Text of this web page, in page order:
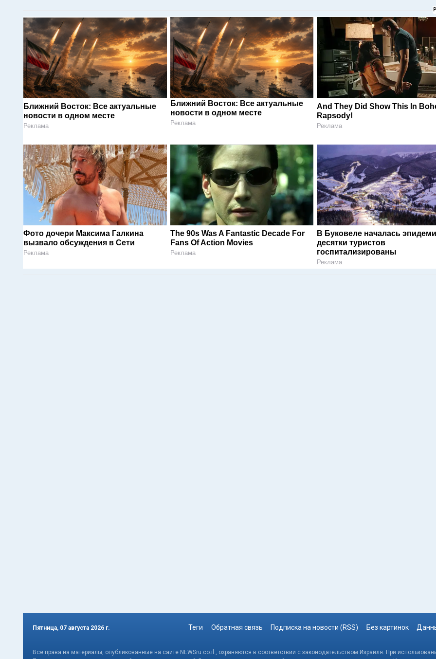
Ближний Восток: Все актуальные
новости в одном месте
Реклама
Ближний Восток: Все актуальные
новости в одном месте
Реклама
And They Did Show This In
Rapsody!
Реклама
Фото дочери Максима Галкина
вызвало обсуждения в Сети
Реклама
The 90s Was A Fantastic Decade For
Fans Of Action Movies
Реклама
В Буковеле началась
десятки туристов
госпитализированы
Реклама
Пятница, 07 августа 2026 г. Теги Обратная связь Подписка на новости (RSS) Без картинок
Все права на материалы, опубликованные на сайте NEWSru.co.il , охраняются в соответствии с законодательством Израиля. При